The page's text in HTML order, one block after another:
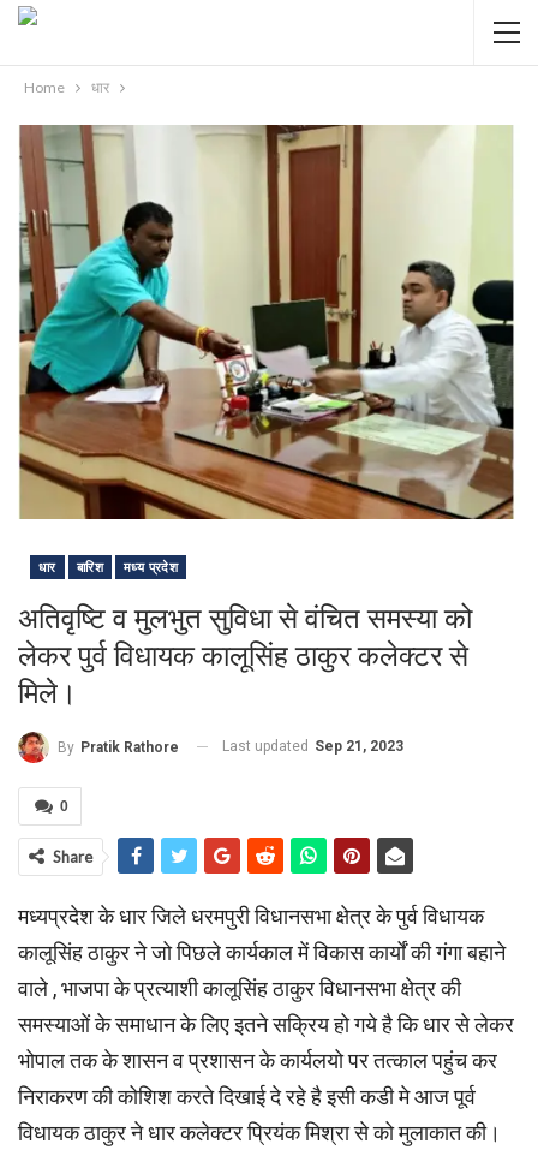
Home धार
धार बारिश मध्य प्रदेश
अतिवृष्टि व मुलभुत सुविधा से वंचित समस्या को
लेकर पुर्व विधायक कालूसिंह ठाकुर कलेक्टर से
मिले।
By Pratik Rathore Last updated Sep 21, 2023
0
Share
मध्यप्रदेश के धार जिले धरमपुरी विधानसभा क्षेत्र के पुर्व विधायक
कालूसिंह ठाकुर ने जो पिछले कार्यकाल में विकास कार्यों की गंगा बहाने
वाले , भाजपा के प्रत्याशी कालूसिंह ठाकुर विधानसभा क्षेत्र की
समस्याओं के समाधान के लिए इतने सक्रिय हो गये है कि धार से लेकर
भोपाल तक के शासन व प्रशासन के कार्यलयो पर तत्काल पहुंच कर
निराकरण की कोशिश करते दिखाई दे रहे है इसी कडी मे आज पूर्व
विधायक ठाकुर ने धार कलेक्टर प्रियंक मिश्रा से को मुलाकात की।